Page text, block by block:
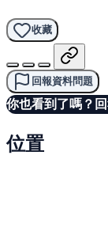
收藏
回報資料問題
你也看到了嗎？
位置